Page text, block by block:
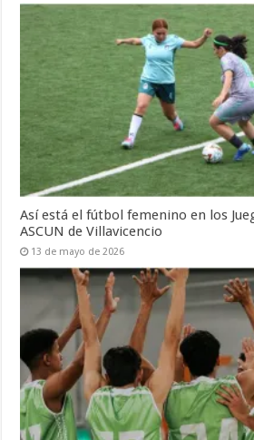
Así está el fútbol femenino en los
ASCUN de Villavicencio
13 de mayo de 2026